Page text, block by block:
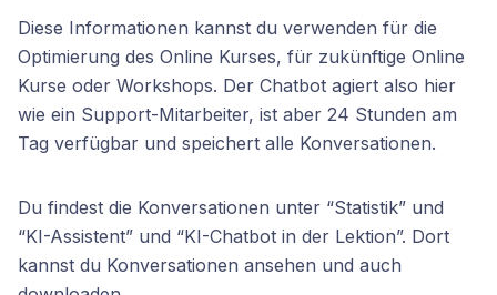
Diese Informationen kannst du verwenden für die
Optimierung des Online Kurses, für zukünftige Online
Kurse oder Workshops. Der Chatbot agiert also hier
wie ein Support-Mitarbeiter, ist aber 24 Stunden am
Tag verfügbar und speichert alle Konversationen.
Du findest die Konversationen unter “Statistik” und
“KI-Assistent” und “KI-Chatbot in der Lektion”. Dort
kannst du Konversationen ansehen und auch